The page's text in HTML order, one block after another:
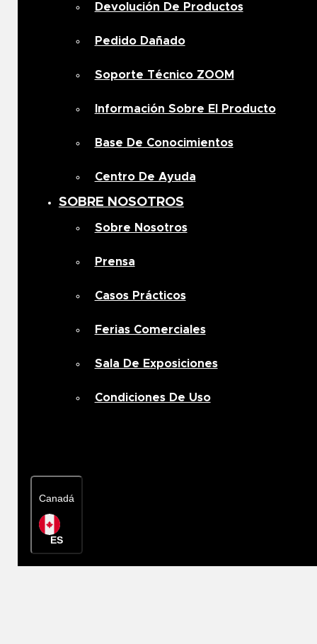
Devolución De Productos
Pedido Dañado
Soporte Técnico ZOOM
Información Sobre El Producto
Base De Conocimientos
Centro De Ayuda
SOBRE NOSOTROS
Sobre Nosotros
Prensa
Casos Prácticos
Ferias Comerciales
Sala De Exposiciones
Condiciones De Uso
Canadá
ES